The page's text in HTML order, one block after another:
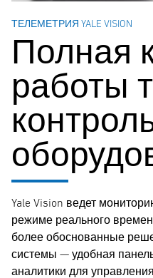
ТЕЛЕМЕТРИЯ YALE VISION
Полная
работы
Yale Vision ведет
режиме реального
более обоснованные
системы — удобная
аналитики для